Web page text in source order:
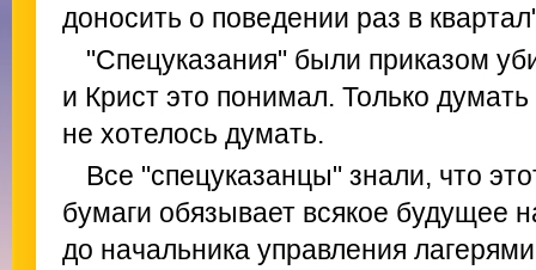
доносить о поведении раз в
"Спецуказания" были приказом
и Крист это понимал. Только
не хотелось думать.
Все "спецуказанцы" знали, что
бумаги обязывает всякое будущее
до начальника управления